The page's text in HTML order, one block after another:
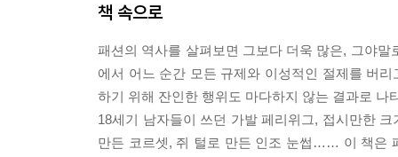
책 속으로
패션의 역사를 살펴보면 그보다 더욱 많은, 그야
에서 어느 순간 모든 규제와 이성적인 절제를 버
하기 위해 잔인한 행위도 마다하지 않는 결과로 나
18세기 남자들이 쓰던 가발 페리위그, 접시만한
만든 코르셋, 쥐 털로 만든 인조 눈썹…… 이 책은